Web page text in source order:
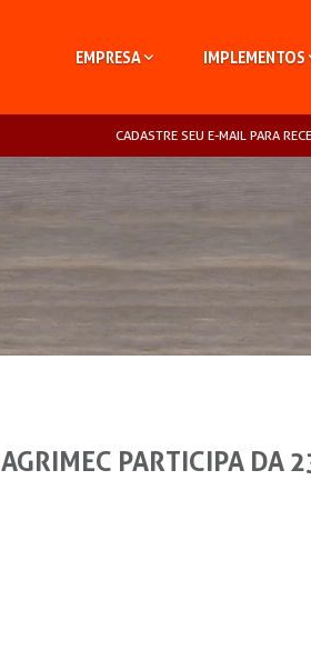
EMPRESA IMPLEMENTOS
CADASTRE SEU E-MAIL PARA
AGRIMEC PARTICIPA DA